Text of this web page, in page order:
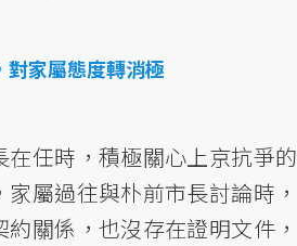
家屬態度轉消極
在任時，積極關心上京抗爭的
屬過往與朴前市長討論時，
關係，也沒存在證明文件，